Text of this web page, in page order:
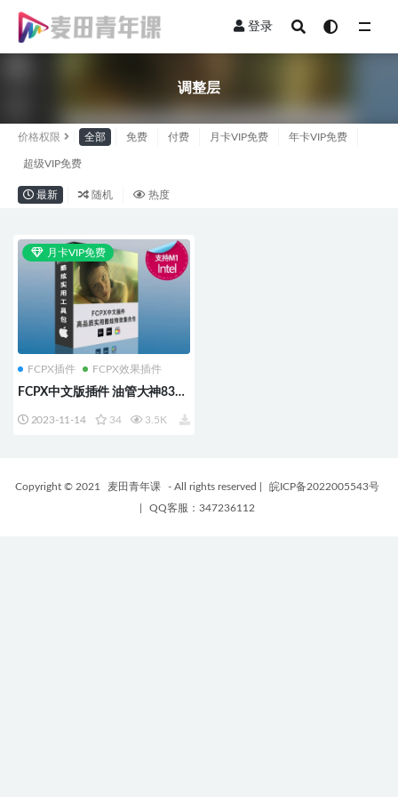
登录
调整层
价格权限 全部 免费 付费 月卡VIP免费 年卡VIP免费
超级VIP免费
最新 随机 热度
月卡VIP免费
FCPX插件 FCPX效果插件
FCPX中文版插件 油管大神83个
支持M1 M2
2023-11-14 34 3.5K
Copyright © 2021 麦田青年课 - All rights reserved
皖ICP备2022005543号
QQ客服：347236112